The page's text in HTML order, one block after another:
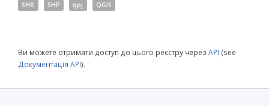
SHX SHP qpj QGIS
Ви можете отримати доступ до цього реєстру через API (see
Документація API).